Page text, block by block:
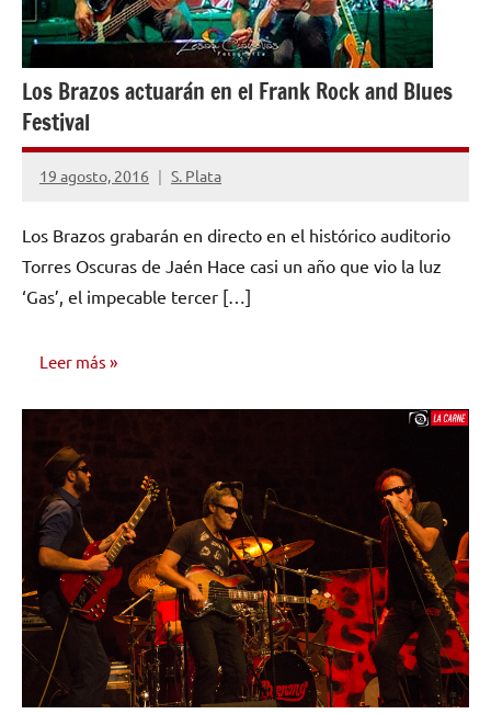
Los Brazos actuarán en el Frank Rock and Blues
Festival
19 agosto, 2016 S. Plata
No
comentarios
Los Brazos grabarán en directo en el histórico auditorio
Torres Oscuras de Jaén Hace casi un año que vio la luz
‘Gas’, el impecable tercer […]
Leer más